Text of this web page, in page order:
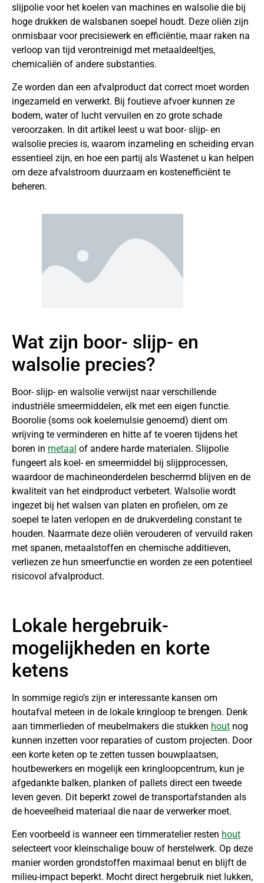
slijpolie voor het koelen van machines en walsolie die bij
hoge drukken de walsbanen soepel houdt. Deze oliën zijn
onmisbaar voor precisiewerk en efficiëntie, maar raken na
verloop van tijd verontreinigd met metaaldeeltjes,
chemicaliën of andere substanties.
Ze worden dan een afvalproduct dat correct moet worden
ingezameld en verwerkt. Bij foutieve afvoer kunnen ze
bodem, water of lucht vervuilen en zo grote schade
veroorzaken. In dit artikel leest u wat boor- slijp- en
walsolie precies is, waarom inzameling en scheiding ervan
essentieel zijn, en hoe een partij als Wastenet u kan helpen
om deze afvalstroom duurzaam en kostenefficiënt te
beheren.
Wat zijn boor- slijp- en
walsolie precies?
Boor- slijp- en walsolie verwijst naar verschillende
industriële smeermiddelen, elk met een eigen functie.
Boorolie (soms ook koelemulsie genoemd) dient om
wrijving te verminderen en hitte af te voeren tijdens het
boren in metaal of andere harde materialen. Slijpolie
fungeert als koel- en smeermiddel bij slijpprocessen,
waardoor de machineonderdelen beschermd blijven en de
kwaliteit van het eindproduct verbetert. Walsolie wordt
ingezet bij het walsen van platen en profielen, om ze
soepel te laten verlopen en de drukverdeling constant te
houden. Naarmate deze oliën verouderen of vervuild raken
met spanen, metaalstoffen en chemische additieven,
verliezen ze hun smeerfunctie en worden ze een potentieel
risicovol afvalproduct.
Lokale hergebruik-
mogelijkheden en korte
ketens
In sommige regio’s zijn er interessante kansen om
houtafval meteen in de lokale kringloop te brengen. Denk
aan timmerlieden of meubelmakers die stukken hout nog
kunnen inzetten voor reparaties of custom projecten. Door
een korte keten op te zetten tussen bouwplaatsen,
houtbewerkers en mogelijk een kringloopcentrum, kun je
afgedankte balken, planken of pallets direct een tweede
leven geven. Dit beperkt zowel de transportafstanden als
de hoeveelheid materiaal die naar de verwerker moet.
Een voorbeeld is wanneer een timmeratelier resten hout
selecteert voor kleinschalige bouw of herstelwerk. Op deze
manier worden grondstoffen maximaal benut en blijft de
milieu-impact beperkt. Mocht direct hergebruik niet lukken,